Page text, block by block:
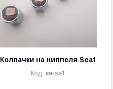
Колпачки на ниппеля Seat
кн-se1